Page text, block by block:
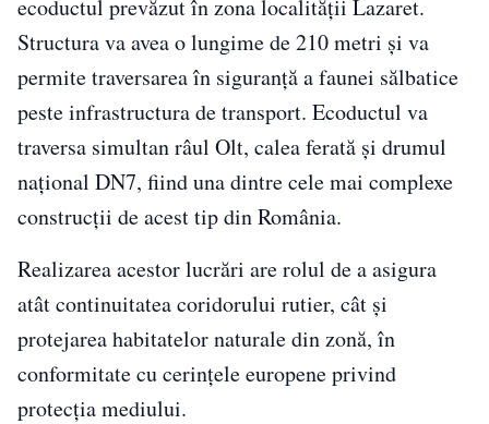
ecoductul prevăzut în zona localității Lazaret.
Structura va avea o lungime de 210 metri și va
permite traversarea în siguranță a faunei sălbatice
peste infrastructura de transport. Ecoductul va
traversa simultan râul Olt, calea ferată și drumul
național DN7, fiind una dintre cele mai complexe
construcții de acest tip din România.
Realizarea acestor lucrări are rolul de a asigura
atât continuitatea coridorului rutier, cât și
protejarea habitatelor naturale din zonă, în
conformitate cu cerințele europene privind
protecția mediului.